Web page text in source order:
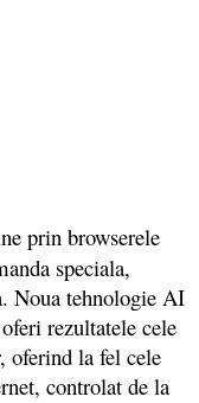
prin browserele
speciala,
Noua tehnologie AI
rezultatele cele
oferind la fel cele
controlat de la